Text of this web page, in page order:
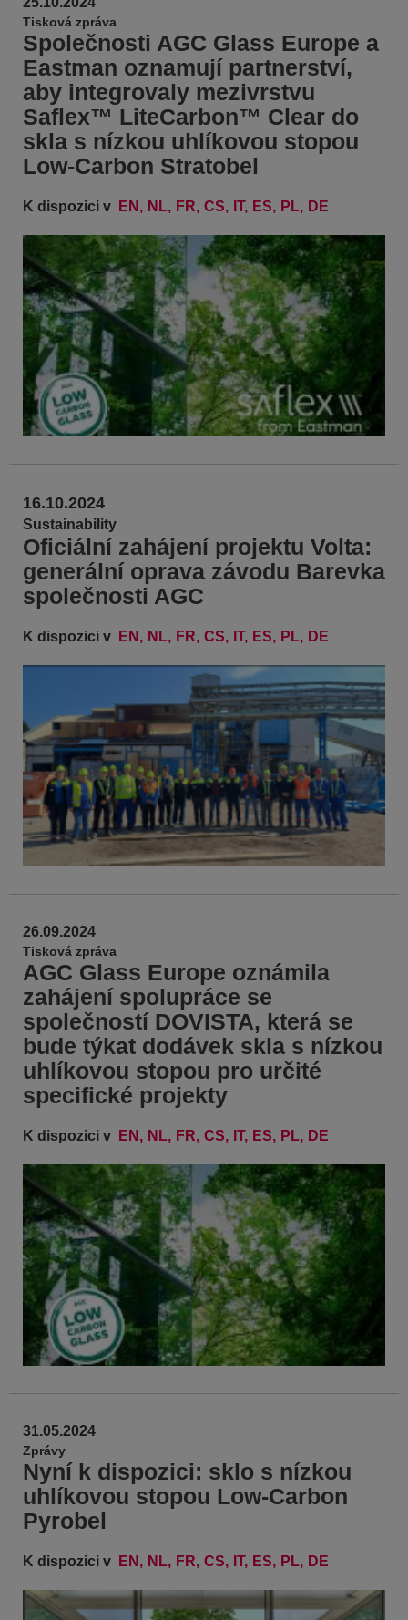
Tisková zpráva
Společnosti AGC Glass Europe a
Eastman oznamují partnerství,
aby integrovaly mezivrstvu
Saflex™ LiteCarbon™ Clear do
skla s nízkou uhlíkovou stopou
Low-Carbon Stratobel
K dispozici v EN NL FR CS IT ES PL DE
16.10.2024
Sustainability
Oficiální zahájení projektu Volta:
generální oprava závodu Barevka
společnosti AGC
K dispozici v EN NL FR CS IT ES PL DE
26.09.2024
Tisková zpráva
AGC Glass Europe oznámila
zahájení spolupráce se
společností DOVISTA, která se
bude týkat dodávek skla s nízkou
uhlíkovou stopou pro určité
specifické projekty
K dispozici v EN NL FR CS IT ES PL DE
31.05.2024
Zprávy
Nyní k dispozici: sklo s nízkou
uhlíkovou stopou Low-Carbon
Pyrobel
K dispozici v EN NL FR CS IT ES PL DE